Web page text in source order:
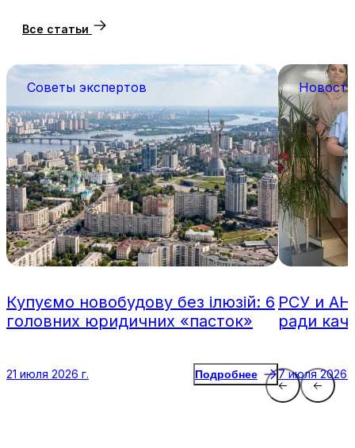
Все статьи
Советы экспертов
Купуємо новобудову без ілюзій: 6
головних юридичних «пасток»
21 июля 2026 г. Подробнее
РСУ и АН
ради
7 июля 2026